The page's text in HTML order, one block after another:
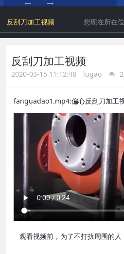
r
反刮刀加工视频 您现在所在位
反刮刀加工视频
2020-03-15 11:12:48 lugao
fanguadao1.mp4:偏心反刮刀加工
观看视频前，为了不打扰周围的